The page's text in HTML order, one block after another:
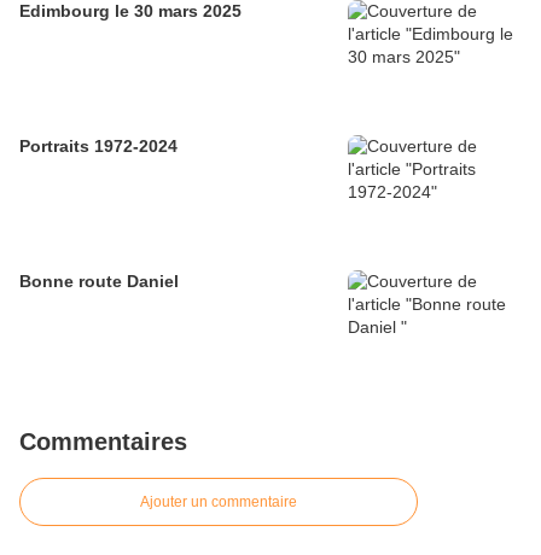
Edimbourg le 30 mars 2025
Portraits 1972-2024
Bonne route Daniel
Commentaires
Ajouter un commentaire